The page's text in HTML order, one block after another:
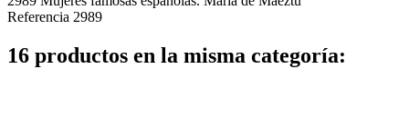
Referencia 2989
16 productos en la misma categoría: